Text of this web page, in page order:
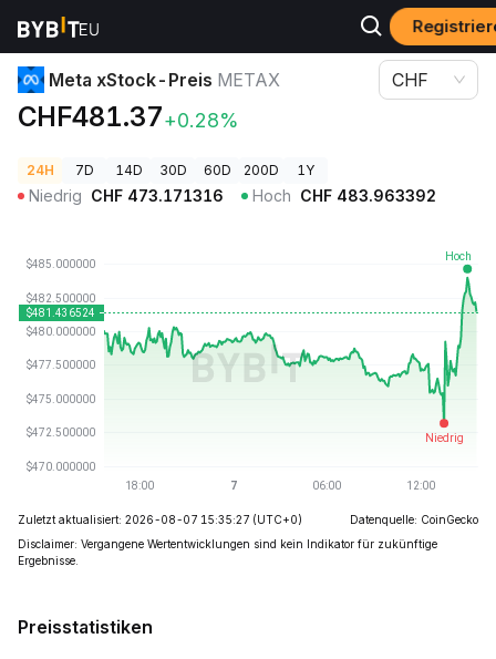
Krypto-Preise
Meta xStock-Preis METAX
CHF481.37+0.28%
CHF
24H 7D 14D 30D 60D 200D 1Y
Niedrig CHF 473.171316 Hoch CHF 483.963392
Zuletzt aktualisiert: 2026-08-07 15:35:27 (UTC+0)
Datenquelle: CoinGecko
Disclaimer: Vergangene Wertentwicklungen sind kein Indikator für zukünftige
Ergebnisse.
Preisstatistiken